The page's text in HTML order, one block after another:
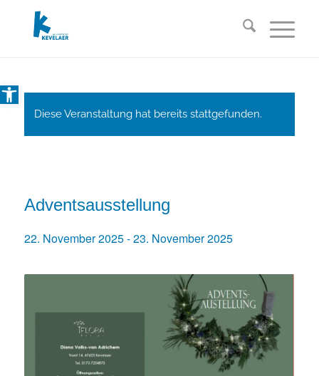
Open toolbar
Diese Veranstaltung hat bereits stattgefunden.
Adventsausstellung
22. November 2025-23. November 2025